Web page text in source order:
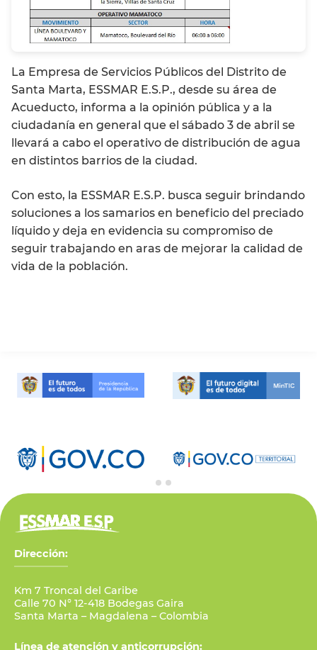
La Empresa de Servicios Públicos del Distrito de
Santa Marta, ESSMAR E.S.P., desde su área de
Acueducto, informa a la opinión pública y a la
ciudadanía en general que el sábado 3 de abril se
llevará a cabo el operativo de distribución de agua
en distintos barrios de la ciudad.
Con esto, la ESSMAR E.S.P. busca seguir brindando
soluciones a los samarios en beneficio del preciado
líquido y deja en evidencia su compromiso de
seguir trabajando en aras de mejorar la calidad de
vida de la población.
Dirección:
Km 7 Troncal del Caribe
Calle 70 N° 12-418 Bodegas Gaira
Santa Marta – Magdalena – Colombia
Línea de atención y anticorrupción: